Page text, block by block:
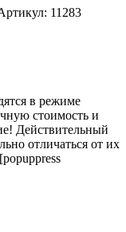
11283
в режиме
стоимость и
Действительный
отличаться от их